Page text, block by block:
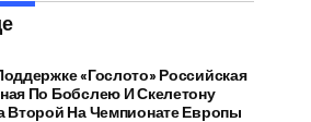
«Гослото» Российская
По Бобслею И Скелетону
Второй На Чемпионате Европы